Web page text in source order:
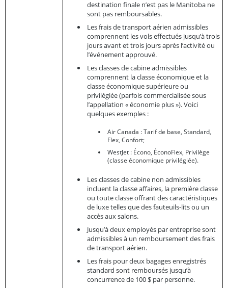
destination finale n’est pas le Manitoba ne
sont pas remboursables.
Les frais de transport aérien admissibles
comprennent les vols effectués jusqu’à trois
jours avant et trois jours après l’activité ou
l’événement approuvé.
Les classes de cabine admissibles
comprennent la classe économique et la
classe économique supérieure ou
privilégiée (parfois commercialisée sous
l’appellation « économie plus »). Voici
quelques exemples :
Air Canada : Tarif de base, Standard,
Flex, Confort;
WestJet : Écono, ÉconoFlex, Privilège
(classe économique privilégiée).
Les classes de cabine non admissibles
incluent la classe affaires, la première classe
ou toute classe offrant des caractéristiques
de luxe telles que des fauteuils-lits ou un
accès aux salons.
Jusqu’à deux employés par entreprise sont
admissibles à un remboursement des frais
de transport aérien.
Les frais pour deux bagages enregistrés
standard sont remboursés jusqu’à
concurrence de 100 $ par personne.